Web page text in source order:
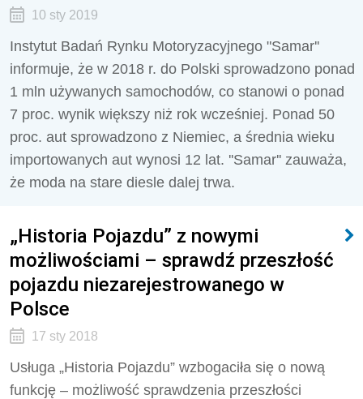
10 sty 2019
Instytut Badań Rynku Motoryzacyjnego "Samar''
informuje, że w 2018 r. do Polski sprowadzono ponad
1 mln używanych samochodów, co stanowi o ponad
7 proc. wynik większy niż rok wcześniej. Ponad 50
proc. aut sprowadzono z Niemiec, a średnia wieku
importowanych aut wynosi 12 lat. ''Samar'' zauważa,
że moda na stare diesle dalej trwa.
„Historia Pojazdu” z nowymi
możliwościami – sprawdź przeszłość
pojazdu niezarejestrowanego w
Polsce
17 sty 2018
Usługa „Historia Pojazdu” wzbogaciła się o nową
funkcję – możliwość sprawdzenia przeszłości